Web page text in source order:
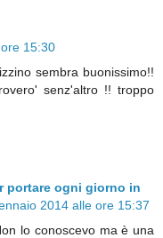
15:30
sembra buonissimo!!
senz'altro !! troppo
portare ogni giorno in
2014 alle ore 15:37
lo conoscevo ma è una